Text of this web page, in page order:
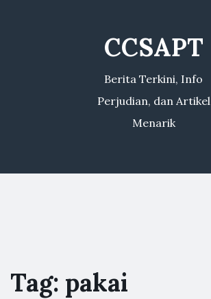
CCSAPT
Berita Terkini, Info
Perjudian, dan Artikel
Menarik
Tag: pakai